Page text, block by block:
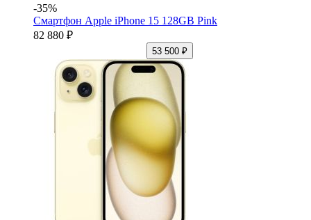
-35%
Смартфон Apple iPhone 15 128GB Pink
82 880 ₽
53 500 ₽